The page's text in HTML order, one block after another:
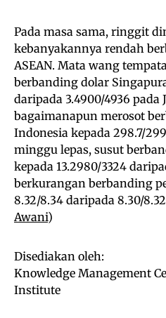
Pada masa sama, ringgit
kebanyakannya rendah
ASEAN. Mata wang
berbanding dolar
daripada 3.4900/4936 pada
bagaimanapun merosot
Indonesia kepada 298.7/
minggu lepas, susut
kepada 13.2980/3324
berkurangan berbanding
8.32/8.34 daripada 8.30/
Awani)
Disediakan oleh:
Knowledge Management
Institute